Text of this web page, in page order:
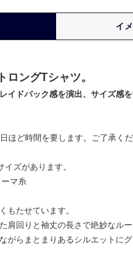
イ
ロングTシャツ。
イドバック感を演出、サイズ感
ほど時間を要します。ご了承くだ
イズがあります。
ーマ糸
もたせています。
肩回りと袖丈の長さで絶妙なル
がらまとまりあるシルエットに